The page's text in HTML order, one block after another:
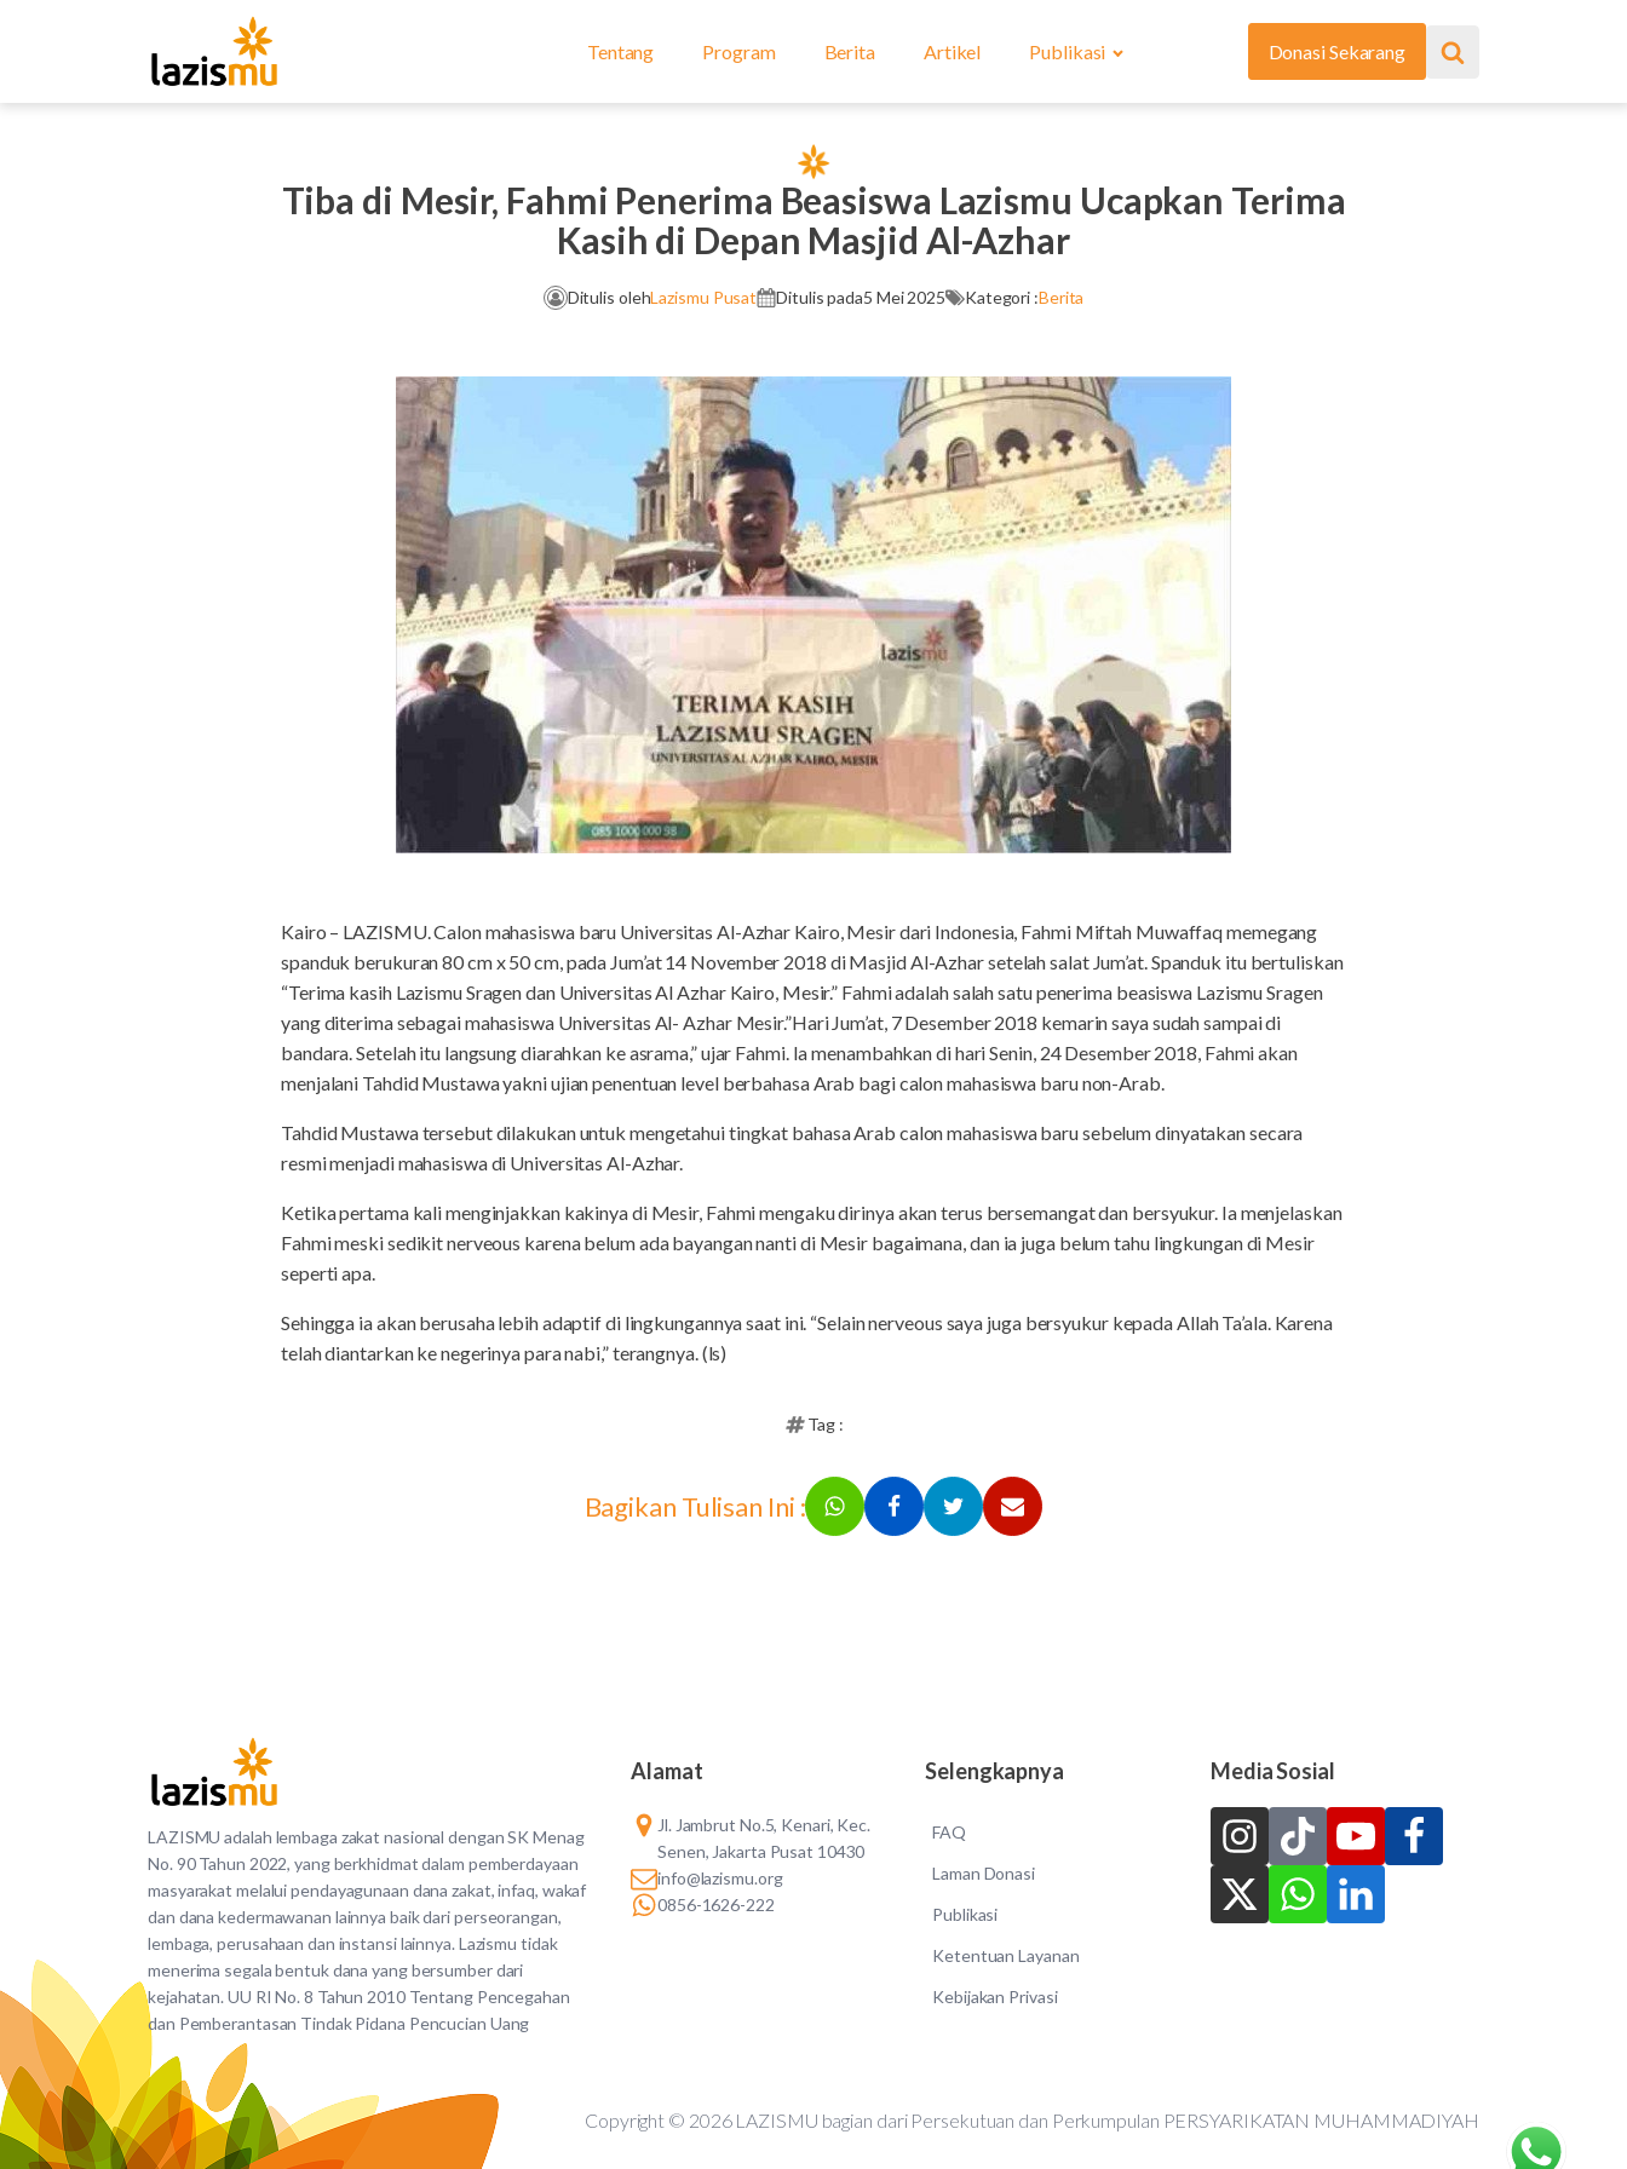
Tentang Program Berita Artikel Publikasi Donasi Sekarang
Tiba di Mesir, Fahmi Penerima Beasiswa Lazismu Ucapkan Terima
Kasih di Depan Masjid Al-Azhar
Ditulis olehLazismu Pusat Ditulis pada5 Mei 2025 Kategori :Berita
Kairo – LAZISMU. Calon mahasiswa baru Universitas Al-Azhar Kairo, Mesir dari Indonesia, Fahmi Miftah Muwaffaq memegang
spanduk berukuran 80 cm x 50 cm, pada Jum’at 14 November 2018 di Masjid Al-Azhar setelah salat Jum’at. Spanduk itu bertuliskan
“Terima kasih Lazismu Sragen dan Universitas Al Azhar Kairo, Mesir.” Fahmi adalah salah satu penerima beasiswa Lazismu Sragen
yang diterima sebagai mahasiswa Universitas Al- Azhar Mesir.”Hari Jum’at, 7 Desember 2018 kemarin saya sudah sampai di
bandara. Setelah itu langsung diarahkan ke asrama,” ujar Fahmi. Ia menambahkan di hari Senin, 24 Desember 2018, Fahmi akan
menjalani Tahdid Mustawa yakni ujian penentuan level berbahasa Arab bagi calon mahasiswa baru non-Arab.
Tahdid Mustawa tersebut dilakukan untuk mengetahui tingkat bahasa Arab calon mahasiswa baru sebelum dinyatakan secara
resmi menjadi mahasiswa di Universitas Al-Azhar.
Ketika pertama kali menginjakkan kakinya di Mesir, Fahmi mengaku dirinya akan terus bersemangat dan bersyukur. Ia menjelaskan
Fahmi meski sedikit nerveous karena belum ada bayangan nanti di Mesir bagaimana, dan ia juga belum tahu lingkungan di Mesir
seperti apa.
Sehingga ia akan berusaha lebih adaptif di lingkungannya saat ini. “Selain nerveous saya juga bersyukur kepada Allah Ta’ala. Karena
telah diantarkan ke negerinya para nabi,” terangnya. (ls)
Tag :
Bagikan Tulisan Ini :
LAZISMU adalah lembaga zakat nasional dengan SK Menag
No. 90 Tahun 2022, yang berkhidmat dalam pemberdayaan
masyarakat melalui pendayagunaan dana zakat, infaq, wakaf
dan dana kedermawanan lainnya baik dari perseorangan,
lembaga, perusahaan dan instansi lainnya. Lazismu tidak
menerima segala bentuk dana yang bersumber dari
kejahatan. UU RI No. 8 Tahun 2010 Tentang Pencegahan
dan Pemberantasan Tindak Pidana Pencucian Uang
Alamat
Jl. Jambrut No.5, Kenari, Kec.
Senen, Jakarta Pusat 10430
info@lazismu.org
0856-1626-222
Selengkapnya
FAQ
Laman Donasi
Publikasi
Ketentuan Layanan
Kebijakan Privasi
Media Sosial
Copyright © 2026 LAZISMU bagian dari Persekutuan dan Perkumpulan PERSYARIKATAN MUHAMMADIYAH